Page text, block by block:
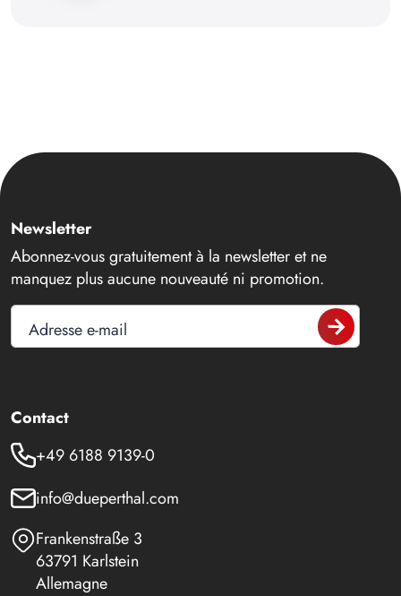
Newsletter
Abonnez-vous gratuitement à la newsletter et ne
manquez plus aucune nouveauté ni promotion.
Adresse e-mail
Contact
+49 6188 9139-0
info@dueperthal.com
Frankenstraße 3
63791 Karlstein
Allemagne